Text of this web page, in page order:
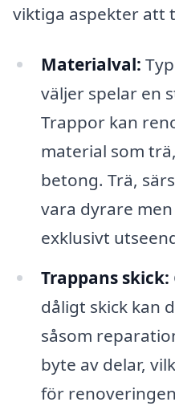
viktiga aspekter att
Materialval:
väljer spelar en
Trappor kan
material som
betong. Trä,
vara dyrare
exklusivt
Trappans skick:
dåligt skick kan
såsom
byte av delar,
för